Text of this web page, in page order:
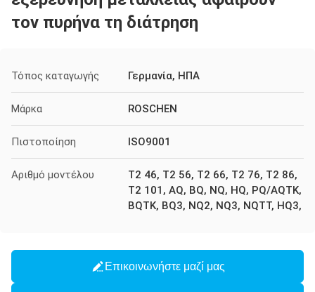
τον πυρήνα τη διάτρηση
Τόπος καταγωγής Γερμανία, ΗΠΑ
Μάρκα ROSCHEN
Πιστοποίηση ISO9001
Αριθμό μοντέλου
T2 46, T2 56, T2 66, T2 76, T2 86,
T2 101, AQ, BQ, NQ, HQ, PQ/AQTK,
BQTK, BQ3, NQ2, NQ3, NQTT, HQ3,
Επικοινωνήστε μαζί μας